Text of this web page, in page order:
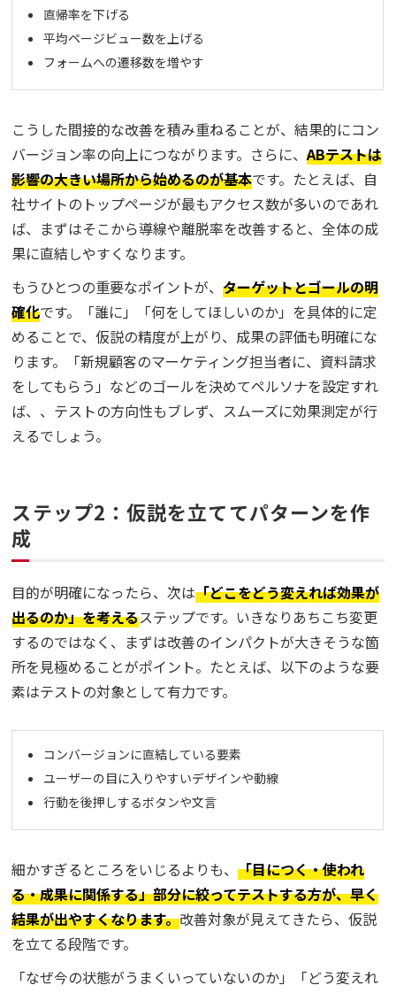
直帰率を下げる
平均ページビュー数を上げる
フォームへの遷移数を増やす
こうした間接的な改善を積み重ねることが、結果的にコン
バージョン率の向上につながります。さらに、ABテストは
影響の大きい場所から始めるのが基本です。たとえば、自
社サイトのトップページが最もアクセス数が多いのであれ
ば、まずはそこから導線や離脱率を改善すると、全体の成
果に直結しやすくなります。
もうひとつの重要なポイントが、ターゲットとゴールの明
確化です。「誰に」「何をしてほしいのか」を具体的に定
めることで、仮説の精度が上がり、成果の評価も明確にな
ります。「新規顧客のマーケティング担当者に、資料請求
をしてもらう」などのゴールを決めてペルソナを設定すれ
ば、、テストの方向性もブレず、スムーズに効果測定が行
えるでしょう。
ステップ2：仮説を立ててパターンを作
成
目的が明確になったら、次は「どこをどう変えれば効果が
出るのか」を考えるステップです。いきなりあちこち変更
するのではなく、まずは改善のインパクトが大きそうな箇
所を見極めることがポイント。たとえば、以下のような要
素はテストの対象として有力です。
コンバージョンに直結している要素
ユーザーの目に入りやすいデザインや動線
行動を後押しするボタンや文言
細かすぎるところをいじるよりも、「目につく・使われ
る・成果に関係する」部分に絞ってテストする方が、早く
結果が出やすくなります。改善対象が見えてきたら、仮説
を立てる段階です。
「なぜ今の状態がうまくいっていないのか」「どう変えれ